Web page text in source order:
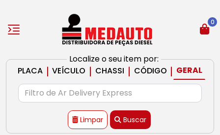
Localize o seu item por:
PLACA | VEÍCULO | CHASSI | CÓDIGO | GERAL
Limpar Buscar
0